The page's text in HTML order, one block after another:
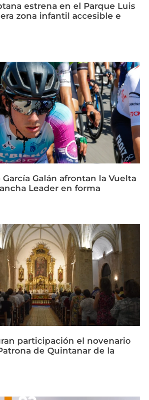
estrena en el Parque Luis
zona infantil accesible e
Galán afrontan la Vuelta
Leader en forma
participación el novenario
de Quintanar de la